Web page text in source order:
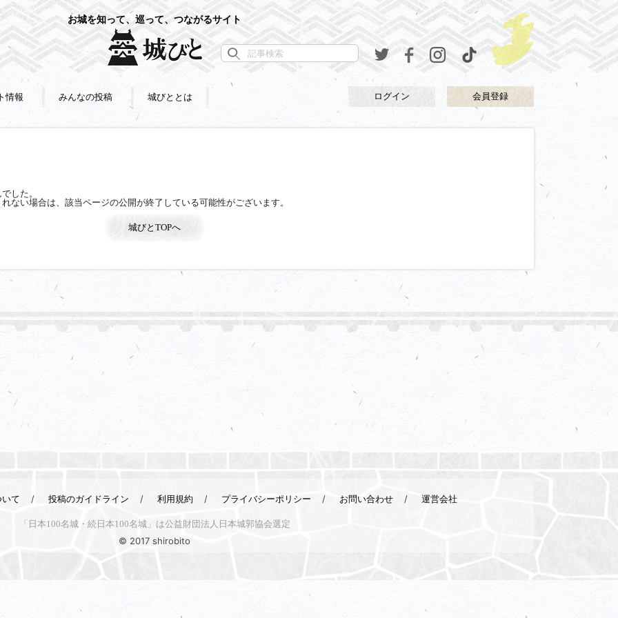
お城を知って、巡って、つながるサイト
情報 みんなの投稿 城びととは ログイン 会員登録
した。
ない場合は、該当ページの公開が終了している可能性がございます。
城びとTOPへ
て 投稿のガイドライン 利用規約 プライバシーポリシー お問い合わせ 運営会社
「日本100名城・続日本100名城」は公益財団法人日本城郭協会選定
© 2017 shirobito